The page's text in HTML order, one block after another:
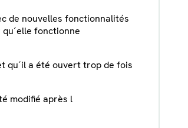
de nouvelles fonctionnalités
fonctionne
qu´il a été ouvert trop de fois
modifié après l